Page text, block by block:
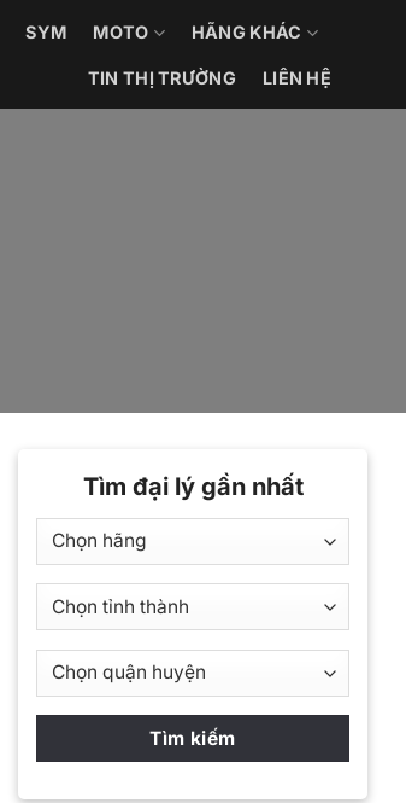
SYM MOTO HÃNG KHÁC
TIN THỊ TRƯỜNG LIÊN HỆ
Tìm đại lý gần nhất